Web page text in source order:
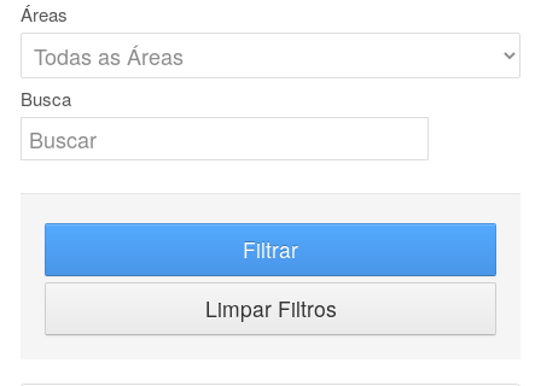
Áreas
Busca
Filtrar
Limpar Filtros